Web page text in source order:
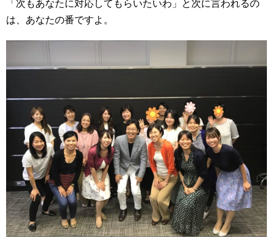
「次もあなたに対応してもらいたいわ」と次に言われるの
は、あなたの番ですよ。